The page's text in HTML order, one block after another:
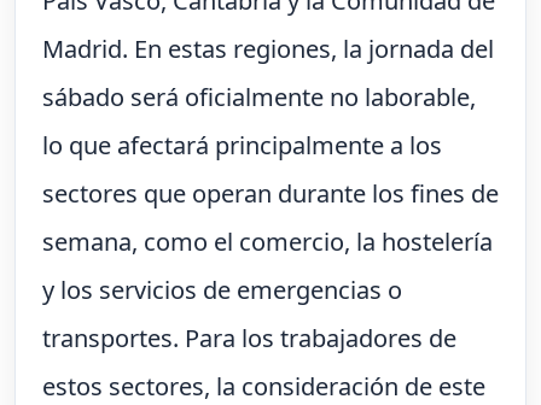
Madrid. En estas regiones, la jornada del
sábado será oficialmente no laborable,
lo que afectará principalmente a los
sectores que operan durante los fines de
semana, como el comercio, la hostelería
y los servicios de emergencias o
transportes. Para los trabajadores de
estos sectores, la consideración de este